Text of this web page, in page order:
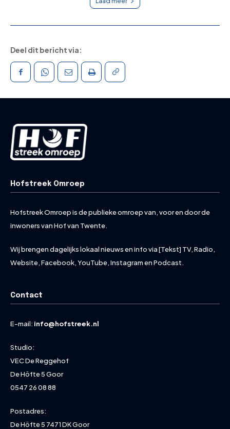
Deel dit bericht via:
Hofstreek Omroep
Hofstreek Omroep is de publieke omroep van, voor en door de
inwoners van Hof van Twente.
Wij brengen dagelijks lokaal nieuws en info via [Tekst] TV, Radio,
Website, Facebook, YouTube, Instagram en Podcast.
Contact
E-mail: info@hofstreek.nl
Studio:
VEC De Reggehof
De Höfte 5 Goor
0547 26 08 88
Postadres:
De Höfte 5 7471 DK Goor